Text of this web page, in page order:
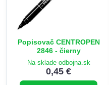
Popisovač CENTROPEN
2846 - čierny
Na sklade odbojna.sk
0,45 €